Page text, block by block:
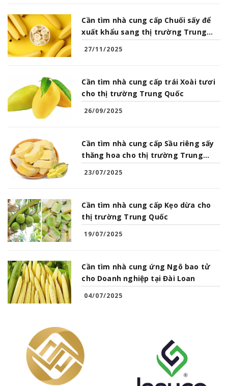
Cần tìm nhà cung cấp Chuối sấy để
xuất khẩu sang thị trường Trung
27/11/2025
Cần tìm nhà cung cấp trái Xoài tươi
cho thị trường Trung Quốc
26/09/2025
Cần tìm nhà cung cấp Sầu riêng sấy
thăng hoa cho thị trường Trung
23/07/2025
Cần tìm nhà cung cấp Kẹo dừa cho
thị trường Trung Quốc
19/07/2025
Cần tìm nhà cung ứng Ngô bao tử
cho Doanh nghiệp tại Đài Loan
04/07/2025